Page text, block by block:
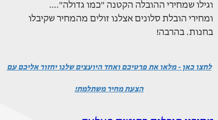
וגילו שמחירי ההובלה הקטנה "כמו גדולה"....
ומחירי הובלת סלונים אצלנו זולים מהמחיר שקיבלו
בחנות. בהרבה!
לחצו כאן - מלאו את פרטיכם ואחד היועצים שלנו יחזור אליכם עם
הצעת מחיר משתלמת!